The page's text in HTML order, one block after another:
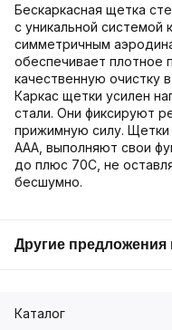
Бескаркасная щетка
с уникальной системой
симметричным
обеспечивает плотное
качественную очистку
Каркас щетки усилен
стали. Они фиксируют
прижимную силу. Щетки
ААА, выполняют свои
до плюс 70С, не
бесшумно.
Другие предложения
Каталог